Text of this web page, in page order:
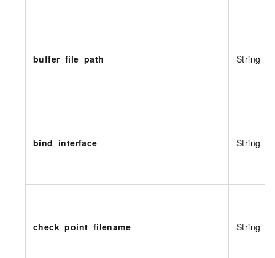
buffer_file_path String
bind_interface String
check_point_filename String